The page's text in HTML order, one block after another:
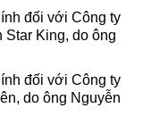
đối với Công ty
King, do ông
đối với Công ty
do ông Nguyễn